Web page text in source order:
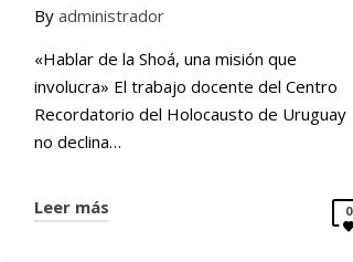
By administrador
«Hablar de la Shoá, una misión que
involucra» El trabajo docente del Centro
Recordatorio del Holocausto de Uruguay
no declina…
Leer más 0